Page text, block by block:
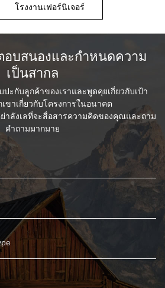
โรงงานเฟอร์นิเจอร์
อบสนองและกำหนดความ
เป็นสากล
ปะกับลูกค้าของเราและพูดคุยเกี่ยวกับเป้า
ขาเกี่ยวกับโครงการในอนาคต
าลังเลที่จะสื่อสารความคิดของคุณและถาม
คำถามมากมาย